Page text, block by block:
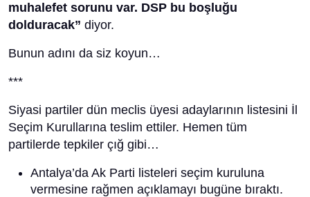
muhalefet sorunu var. DSP bu boşluğu
dolduracak” diyor.
Bunun adını da siz koyun…
***
Siyasi partiler dün meclis üyesi adaylarının listesini İl
Seçim Kurullarına teslim ettiler. Hemen tüm
partilerde tepkiler çığ gibi…
Antalya’da Ak Parti listeleri seçim kuruluna
vermesine rağmen açıklamayı bugüne bıraktı.